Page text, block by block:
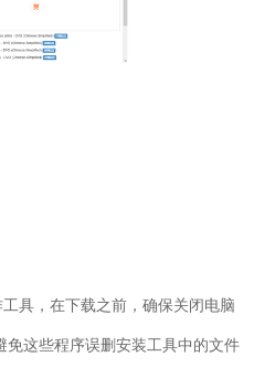
具，在下载之前，确保关闭电脑
免这些程序误删安装工具中的文件